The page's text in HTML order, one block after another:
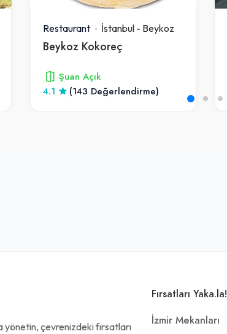
Restaurant İstanbul- Beykoz
Beykoz Kokoreç
Şuan Açık
4.1
(143 Değerlendirme)
çevrenizdeki fırsatları
Fırsatları Yaka.la!
İzmir Mekanları